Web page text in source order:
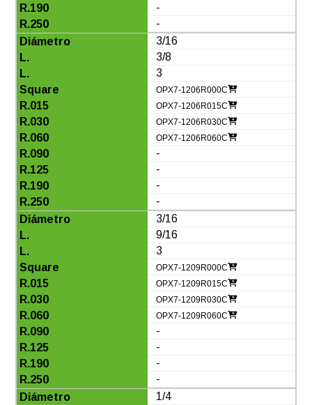
-
-
3/16
3/8
3
OPX7-1206R000C
OPX7-1206R015C
OPX7-1206R030C
OPX7-1206R060C
-
-
-
-
3/16
9/16
3
OPX7-1209R000C
OPX7-1209R015C
OPX7-1209R030C
OPX7-1209R060C
-
-
-
-
1/4